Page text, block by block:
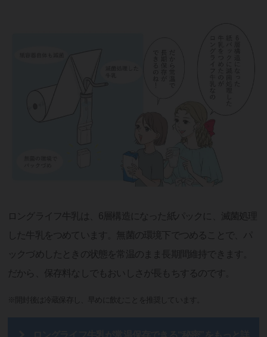
ロングライフ牛乳は、6層構造になった紙パックに、滅菌処理
した牛乳をつめています。無菌の環境下でつめることで、パ
ックづめしたときの状態を常温のまま長期間維持できます。
だから、保存料なしでもおいしさが長もちするのです。
※開封後は冷蔵保存し、早めに飲むことを推奨しています。